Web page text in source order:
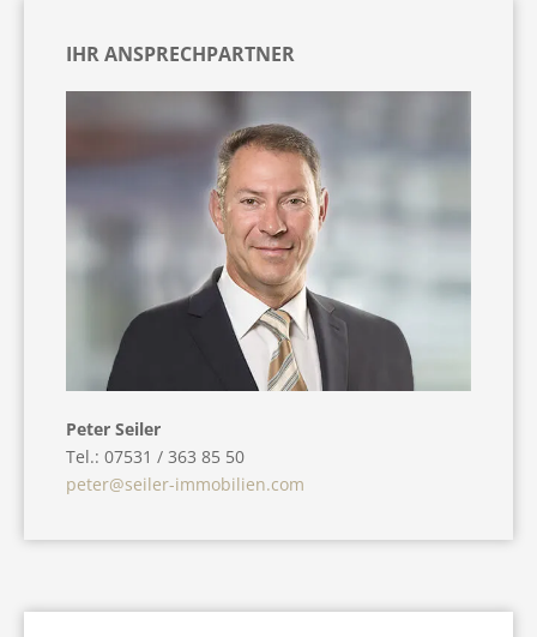
IHR ANSPRECHPARTNER
Peter Seiler
Tel.: 07531 / 363 85 50
peter@seiler-immobilien.com